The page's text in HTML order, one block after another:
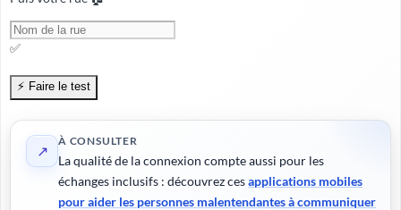
✅
↗
À CONSULTER
La qualité de la connexion compte aussi pour les
échanges inclusifs : découvrez cesapplications mobiles
pour aider les personnes malentendantes à communiquer